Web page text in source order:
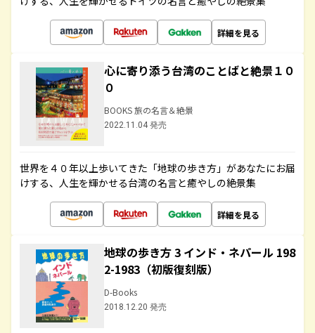
詳細を見る
心に寄り添う台湾のことばと絶景１０
０
BOOKS 旅の名言＆絶景
2022.11.04 発売
世界を４０年以上歩いてきた「地球の歩き方」があなたにお届
けする、人生を輝かせる台湾の名言と癒やしの絶景集
詳細を見る
地球の歩き方 3 インド・ネパール 198
2-1983（初版復刻版）
D-Books
2018.12.20 発売